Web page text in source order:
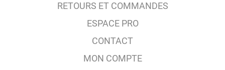
RETOURS ET COMMANDES
ESPACE PRO
CONTACT
MON COMPTE